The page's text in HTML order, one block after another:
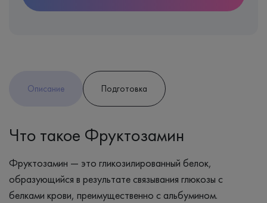
Описание Подготовка
Что такое Фруктозамин
Фруктозамин — это гликозилированный белок,
образующийся в результате связывания глюкозы с
белками крови, преимущественно с альбумином.